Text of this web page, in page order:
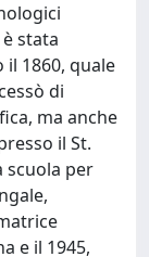
stata
1860, quale
di
ma anche
il St.
scuola per
e il 1945,